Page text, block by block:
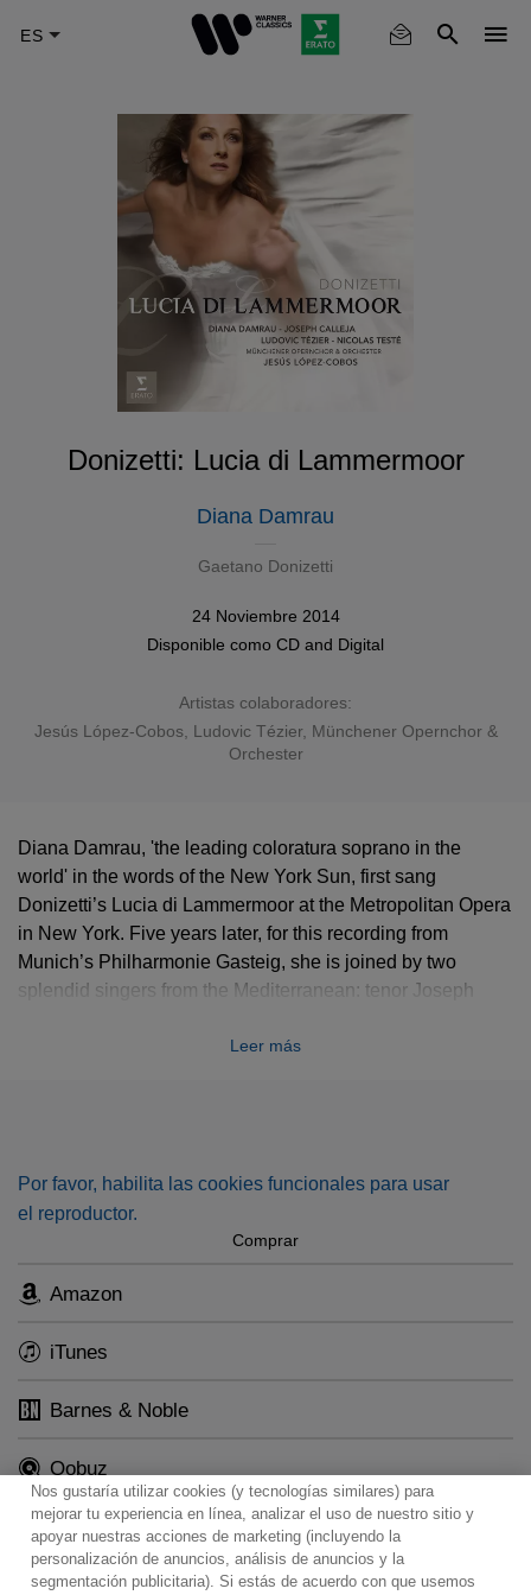
Donizetti: Lucia di Lammermoor
Diana Damrau
Gaetano Donizetti
24 Noviembre 2014
Disponible como CD and Digital
Artistas colaboradores:
Jesús López-Cobos
Ludovic Tézier, Münchener Opernchor &
Orchester
Diana Damrau, 'the leading coloratura soprano in the
world' in the words of the New York Sun, first sang
Donizetti’s Lucia di Lammermoor at the Metropolitan Opera
in New York. Five years later, for this recording from
Munich’s Philharmonie Gasteig, she is joined by two
splendid singers from the Mediterranean: tenor Joseph
as her brother Enrico. Recorded live in concert in July
Leer más
Por favor, habilita las cookies funcionales para usar
el reproductor.
Comprar
Amazon
iTunes
Barnes & Noble
Qobuz
Nos gustaría utilizar cookies (y tecnologías similares) para
mejorar tu experiencia en línea, analizar el uso de nuestro sitio y
apoyar nuestras acciones de marketing (incluyendo la
personalización de anuncios, análisis de anuncios y la
segmentación publicitaria). Si estás de acuerdo con que usemos